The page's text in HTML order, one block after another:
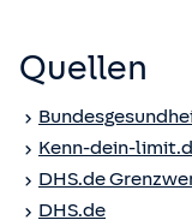
Quellen
Kenn-dein-
DHS.de
DHS.de